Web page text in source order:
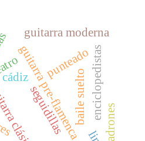
clásicaseguidillas
guitarra pre-flamenca
guitarra moderna
punteado
baile suelto
cádiz enciclopedistas
padrones